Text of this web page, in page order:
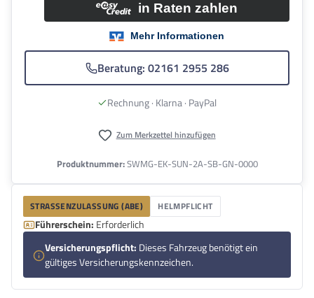
Beratung: 02161 2955 286
Rechnung · Klarna · PayPal
Zum Merkzettel hinzufügen
Produktnummer:SWMG-EK-SUN-2A-SB-GN-0000
STRASSENZULASSUNG (ABE) HELMPFLICHT
Führerschein: Erforderlich
Versicherungspflicht: Dieses Fahrzeug benötigt ein
gültiges Versicherungskennzeichen.